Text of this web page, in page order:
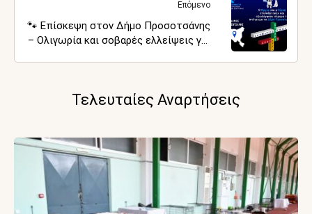
Επόμενο
🐾 Επίσκεψη στον Δήμο Προσοτσάνης
– Ολιγωρία και σοβαρές ελλείψεις για
Τελευταίες Αναρτήσεις